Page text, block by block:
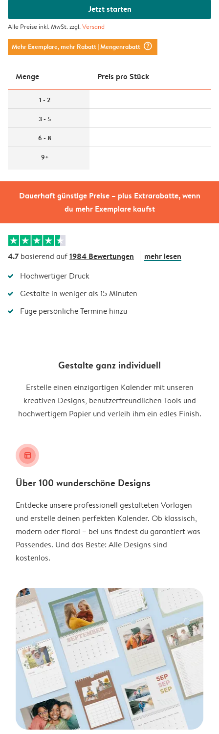
Dauerhaft günstige Preise – plus Extrarabatte, wenn
du mehr Exemplare kaufst
Jetzt starten
Alle Preise inkl. MwSt. zzgl.Versand
Mehr Exemplare, mehr Rabatt| Mengenrabatt question_mark_circle
Menge Preis pro Stück
1 - 2
3 - 5
6 - 8
9+
4.7 basierend auf1984 Bewertungen mehr lesen
Hochwertiger Druck
Gestalte in weniger als 15 Minuten
Füge persönliche Termine hinzu
Gestalte ganz individuell
Erstelle einen einzigartigen Kalender mit unseren
kreativen Designs, benutzerfreundlichen Tools und
hochwertigem Papier und verleih ihm ein edles Finish.
layout_alt
Über 100 wunderschöne Designs
Entdecke unsere professionell gestalteten Vorlagen
und erstelle deinen perfekten Kalender. Ob klassisch,
modern oder floral – bei uns findest du garantiert was
Passendes. Und das Beste: Alle Designs sind
kostenlos.